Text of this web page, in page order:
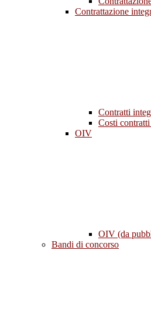
Contrattazione
Contratti
Costi
OIV
OIV (da
Bandi di concorso